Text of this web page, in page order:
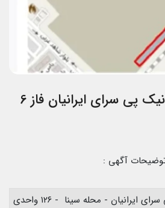
پروژه مسکن ملی نیک پی سرای ایرانیان فاز 6
آگهی :